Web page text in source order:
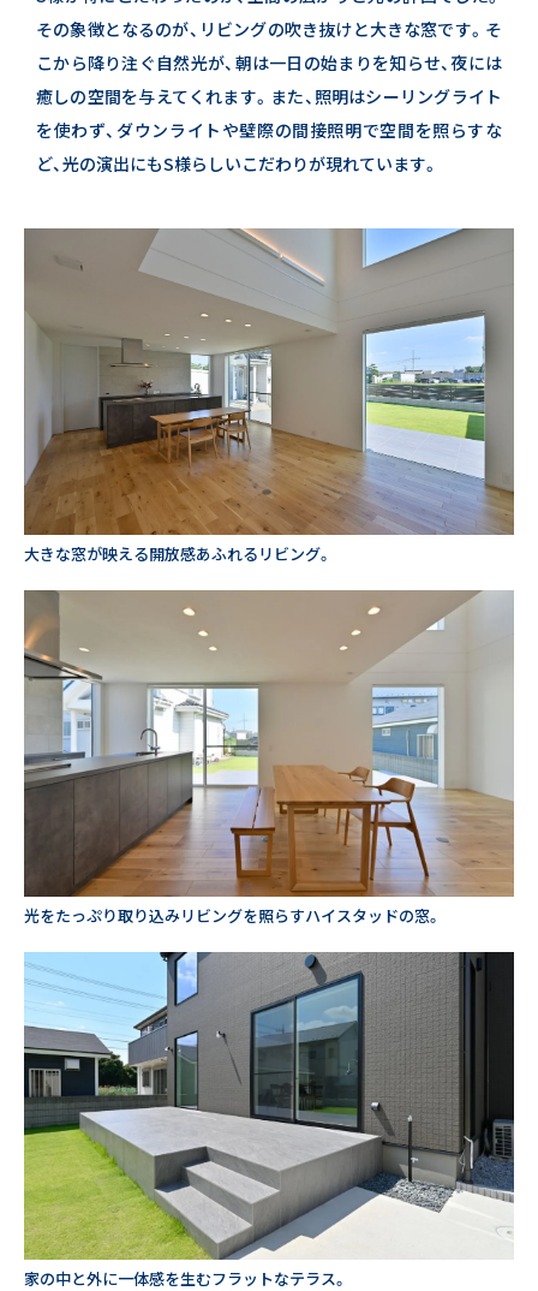
その象徴となるのが、リビングの吹き抜けと大きな窓です。 そ
こから降り注ぐ自然光が、朝は一日の始まりを知らせ、夜には
癒しの空間を与えてくれます。 また、照明はシーリングライト
を使わず、 ダウンライトや壁際の間接照明で空間を照らすな
ど、光の演出にもS様らしいこだわりが現れています。
大きな窓が映える開放感あふれるリビング。
光をたっぷり取り込みリビングを照らすハイスタッドの窓。
家の中と外に一体感を生むフラットなテラス。